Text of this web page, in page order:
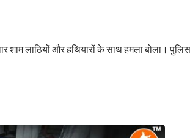
शाम लाठियों और हथियारों के साथ हमला बोला।